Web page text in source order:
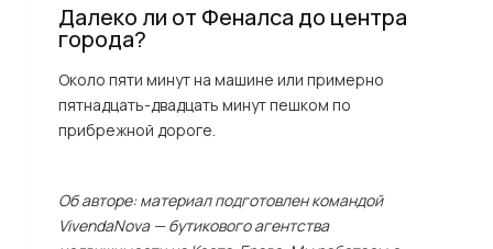
Далеко ли от Феналса до центра
города?
Около пяти минут на машине или примерно
пятнадцать-двадцать минут пешком по
прибрежной дороге.
Об авторе: материал подготовлен командой
VivendaNova — бутикового агентства